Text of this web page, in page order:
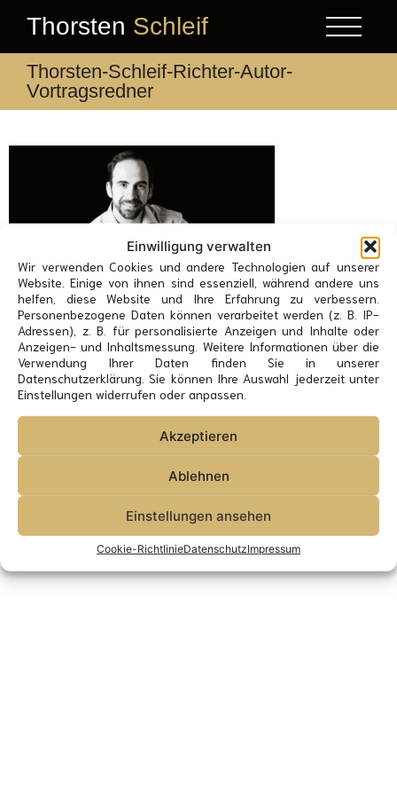
Einwilligung verwalten
Wir verwenden Cookies und andere Technologien auf unserer
Website. Einige von ihnen sind essenziell, während andere uns
helfen, diese Website und Ihre Erfahrung zu verbessern.
Personenbezogene Daten können verarbeitet werden (z. B. IP-
Adressen), z. B. für personalisierte Anzeigen und Inhalte oder
Anzeigen- und Inhaltsmessung. Weitere Informationen über die
Verwendung Ihrer Daten finden Sie in unserer
Datenschutzerklärung. Sie können Ihre Auswahl jederzeit unter
Einstellungen widerrufen oder anpassen.
Akzeptieren
Ablehnen
Einstellungen ansehen
Cookie-RichtlinieDatenschutzImpressum
Thorsten Schleif
Thorsten-Schleif-Richter-Autor-
Vortragsredner
Presse Impressum
Veranstaltung anfragen
Cookie-Richtlinie (EU)
© Thorsten Schleif 2021-26 - alle Rechte vorbehalten.